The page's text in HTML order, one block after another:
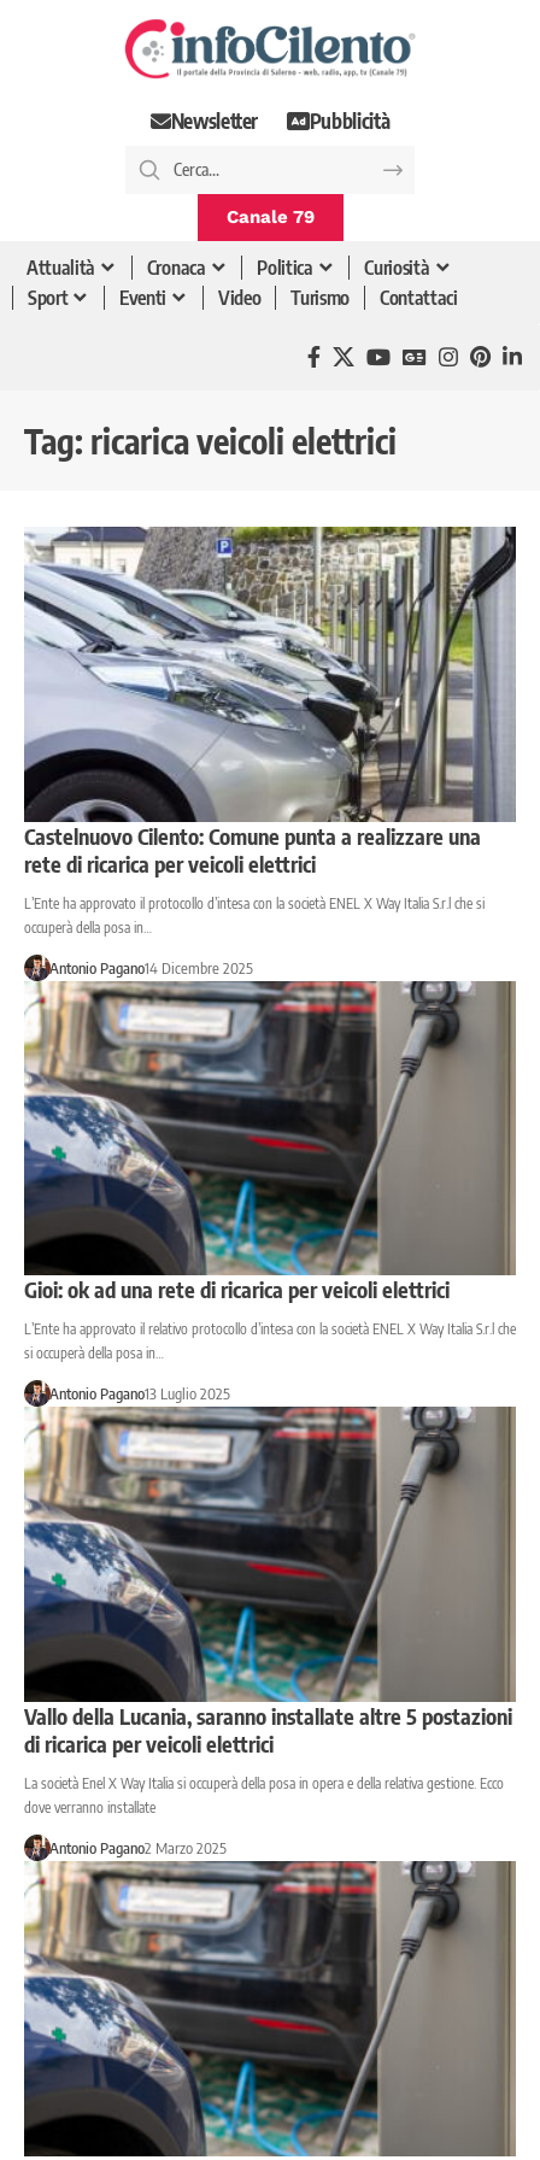
Newsletter Pubblicità
Canale 79
Attualità Cronaca Politica
Curiosità
Sport
Eventi Video Turismo Contattaci
Tag: ricarica veicoli elettrici
Castelnuovo Cilento: Comune punta a realizzare una
rete di ricarica per veicoli elettrici
L’Ente ha approvato il protocollo d’intesa con la società ENEL X Way Italia S.r.l che si
occuperà della posa in…
Antonio Pagano14 Dicembre 2025
Gioi: ok ad una rete di ricarica per veicoli elettrici
L’Ente ha approvato il relativo protocollo d’intesa con la società ENEL X Way Italia S.r.l che
si occuperà della posa in…
Antonio Pagano13 Luglio 2025
Vallo della Lucania, saranno installate altre 5 postazioni
di ricarica per veicoli elettrici
La società Enel X Way Italia si occuperà della posa in opera e della relativa gestione. Ecco
dove verranno installate
Antonio Pagano2 Marzo 2025